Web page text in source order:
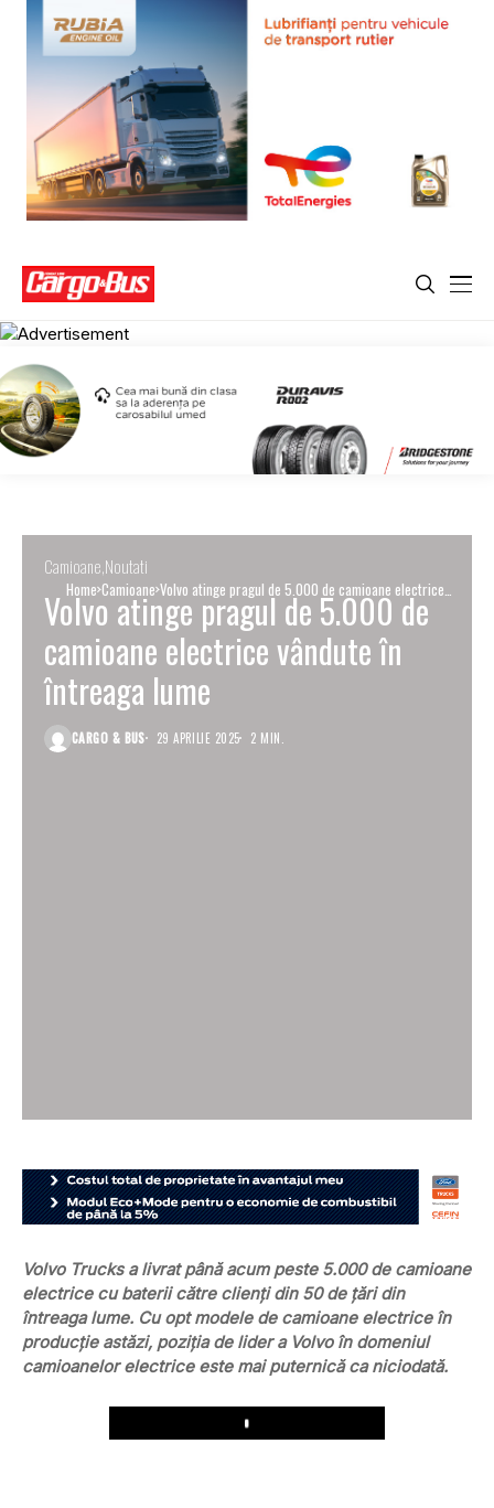
Home Camioane Volvo atinge pragul de 5.000 de camioane electrice
vândute în întreaga lume
Camioane Noutati
Volvo atinge pragul de 5.000 de
camioane electrice vândute în
întreaga lume
CARGO & BUS 29 APRILIE 2025 2 MIN.
Volvo Trucks a livrat până acum peste 5.000 de camioane
electrice cu baterii către clienți din 50 de țări din
întreaga lume. Cu opt modele de camioane electrice în
producție astăzi, poziția de lider a Volvo în domeniul
camioanelor electrice este mai puternică ca niciodată.
Play